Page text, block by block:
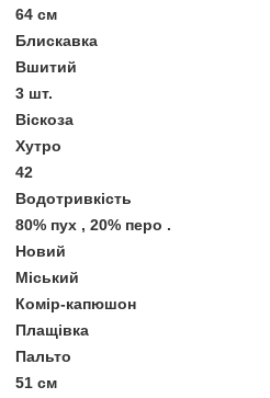
64 см
Блискавка
Вшитий
3 шт.
Віскоза
Хутро
42
Водотривкість
80% пух , 20% перо .
Новий
Міський
Комір-капюшон
Плащівка
Пальто
51 см